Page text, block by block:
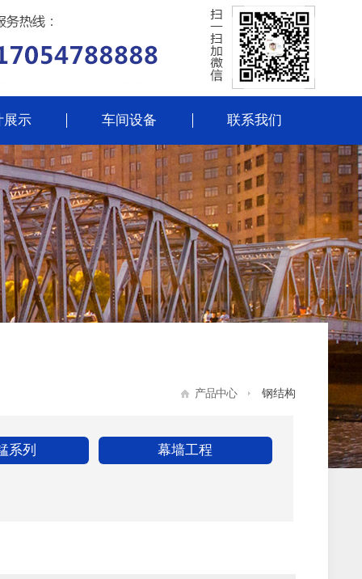
展示 车间设备 联系我们
产品中心 钢结构
系列 幕墙工程